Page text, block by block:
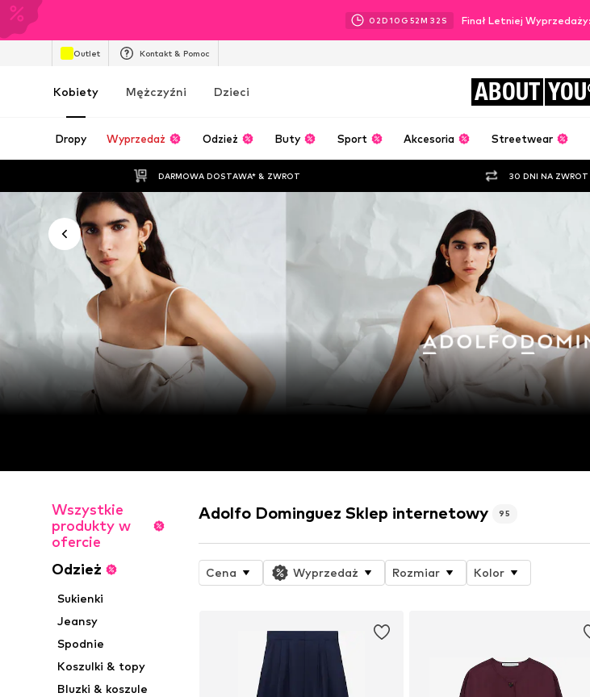
02D10 G 52M 31 S Finał Letniej
Outlet Kontakt & Pomoc
Kobiety Mężczyźni Dzieci ABOUT YOU
Dropy Wyprzedaż Odzież Buty Sport Akcesoria Streetwear
DARMOWA DOSTAWA* & ZWROT 30 DNI NA ZWROT
Wszystkie
produkty w
ofercie
Odzież
Sukienki
Jeansy
Spodnie
Koszulki & topy
Bluzki & koszule
Adolfo Dominguez Sklep internetowy 95
Cena Wyprzedaż Rozmiar Kolor